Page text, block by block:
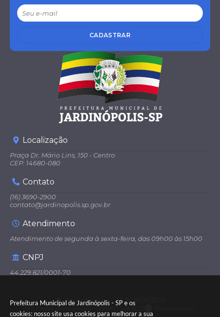
Prefeitura Municipal de Jardinópolis - SP e os
cookies: nosso site usa cookies para melhorar a sua
CADASTRAR
Localização
Praça Dr. Mário Lins, 150 - Centro
CEP: 14680-080
Contato
(16) 3690-2900
contato@jardinopolis.sp.gov.br
Atendimento
Atendimento de segunda à sexta-feira, das 09h00 às 15h00
CNPJ
44.229.821/0001-70
Versão do Sistema: 3.5.3 - 19/06/2026
Portal atualizado em:
05/08/2026 16:22